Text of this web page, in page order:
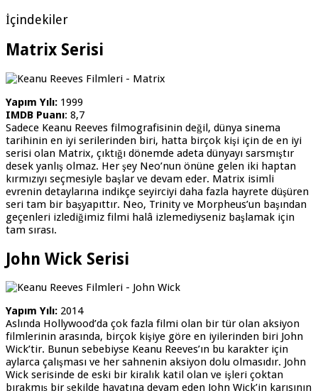
İçindekiler
Matrix Serisi
Yapım Yılı: 1999
IMDB Puanı: 8,7
Sadece Keanu Reeves filmografisinin değil, dünya sinema
tarihinin en iyi serilerinden biri, hatta birçok kişi için de en iyi
serisi olan Matrix, çıktığı dönemde adeta dünyayı sarsmıştır
desek yanlış olmaz. Her şey Neo’nun önüne gelen iki haptan
kırmızıyı seçmesiyle başlar ve devam eder. Matrix isimli
evrenin detaylarına indikçe seyirciyi daha fazla hayrete düşüren
seri tam bir başyapıttır. Neo, Trinity ve Morpheus’un başından
geçenleri izlediğimiz filmi halâ izlemediyseniz başlamak için
tam sırası.
John Wick Serisi
Yapım Yılı: 2014
Aslında Hollywood’da çok fazla filmi olan bir tür olan aksiyon
filmlerinin arasında, birçok kişiye göre en iyilerinden biri John
Wick’tir. Bunun sebebiyse Keanu Reeves’ın bu karakter için
aylarca çalışması ve her sahnenin aksiyon dolu olmasıdır. John
Wick serisinde de eski bir kiralık katil olan ve işleri çoktan
bırakmış bir şekilde hayatına devam eden John Wick’in karısının